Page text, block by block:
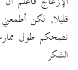
قليلا, لكن
نصحكم طول
الشكر